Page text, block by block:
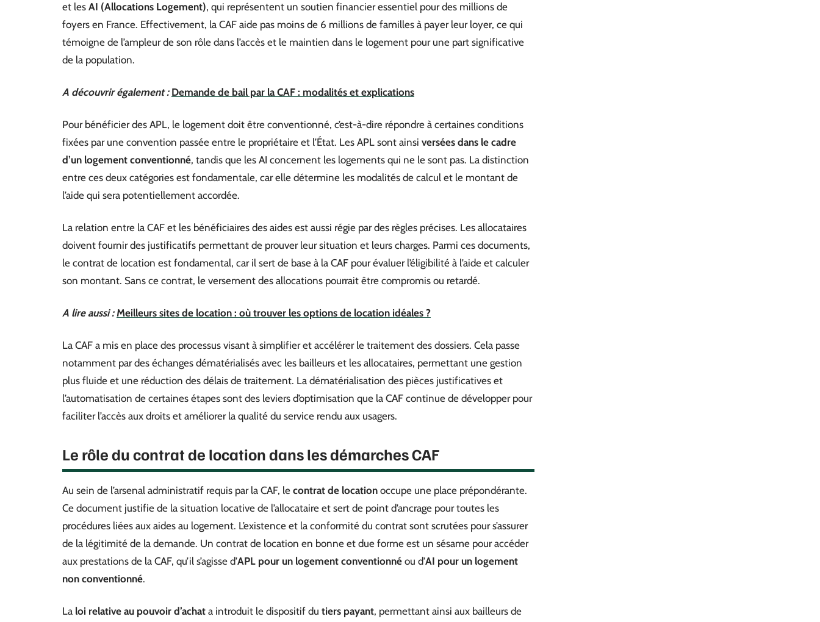
et les AI (Allocations Logement), qui représentent un soutien financier essentiel pour des millions de
foyers en France. Effectivement, la CAF aide pas moins de 6 millions de familles à payer leur loyer, ce qui
témoigne de l’ampleur de son rôle dans l’accès et le maintien dans le logement pour une part significative
de la population.
A découvrir également : Demande de bail par la CAF : modalités et explications
Pour bénéficier des APL, le logement doit être conventionné, c’est-à-dire répondre à certaines conditions
fixées par une convention passée entre le propriétaire et l’État. Les APL sont ainsi versées dans le cadre
d’un logement conventionné, tandis que les AI concernent les logements qui ne le sont pas. La distinction
entre ces deux catégories est fondamentale, car elle détermine les modalités de calcul et le montant de
l’aide qui sera potentiellement accordée.
La relation entre la CAF et les bénéficiaires des aides est aussi régie par des règles précises. Les allocataires
doivent fournir des justificatifs permettant de prouver leur situation et leurs charges. Parmi ces documents,
le contrat de location est fondamental, car il sert de base à la CAF pour évaluer l’éligibilité à l’aide et calculer
son montant. Sans ce contrat, le versement des allocations pourrait être compromis ou retardé.
A lire aussi : Meilleurs sites de location : où trouver les options de location idéales ?
La CAF a mis en place des processus visant à simplifier et accélérer le traitement des dossiers. Cela passe
notamment par des échanges dématérialisés avec les bailleurs et les allocataires, permettant une gestion
plus fluide et une réduction des délais de traitement. La dématérialisation des pièces justificatives et
l’automatisation de certaines étapes sont des leviers d’optimisation que la CAF continue de développer pour
faciliter l’accès aux droits et améliorer la qualité du service rendu aux usagers.
Le rôle du contrat de location dans les démarches CAF
Au sein de l’arsenal administratif requis par la CAF, le contrat de location occupe une place prépondérante.
Ce document justifie de la situation locative de l’allocataire et sert de point d’ancrage pour toutes les
procédures liées aux aides au logement. L’existence et la conformité du contrat sont scrutées pour s’assurer
de la légitimité de la demande. Un contrat de location en bonne et due forme est un sésame pour accéder
aux prestations de la CAF, qu’il s’agisse d’APL pour un logement conventionné ou d’AI pour un logement
non conventionné.
La loi relative au pouvoir d’achat a introduit le dispositif du tiers payant, permettant ainsi aux bailleurs de